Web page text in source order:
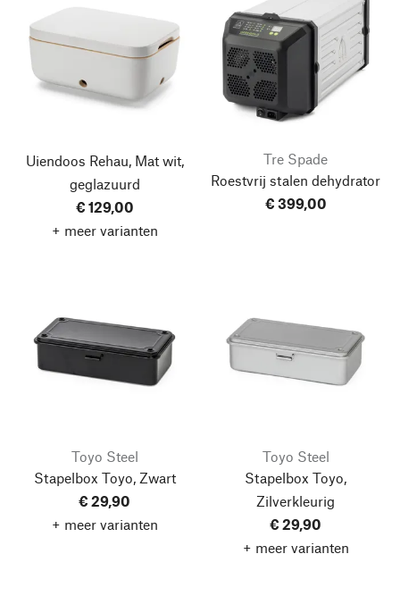
Uiendoos Rehau, Mat wit,
geglazuurd
€ 129,00
+ meer varianten
Tre Spade
Roestvrij stalen dehydrator
€ 399,00
Toyo Steel
Stapelbox Toyo, Zwart
€ 29,90
+ meer varianten
Toyo Steel
Stapelbox Toyo,
Zilverkleurig
€ 29,90
+ meer varianten